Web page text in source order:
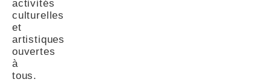
activités
culturelles
et
artistiques
ouvertes
à
tous.